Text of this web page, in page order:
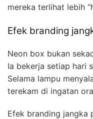
mereka terlihat lebih
Efek branding
Neon box bukan
Ia bekerja setiap hari
Selama lampu
terekam di ingatan
Efek branding jangka